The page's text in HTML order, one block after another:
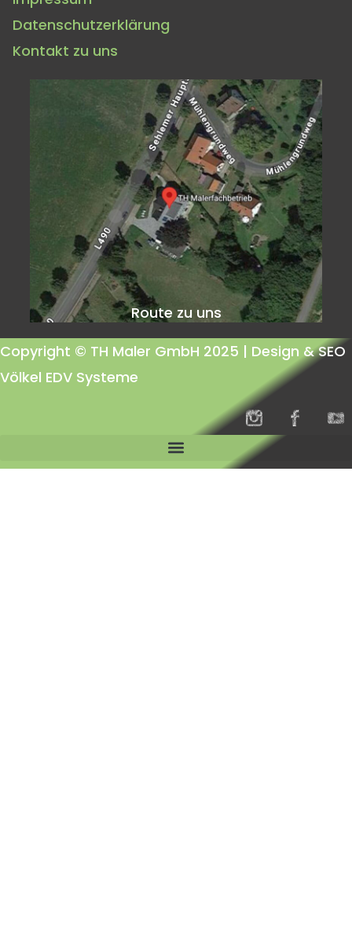
Datenschutzerklärung
Kontakt zu uns
Route zu uns
Copyright © TH Maler GmbH 2025 | Design & SEO
Völkel EDV Systeme